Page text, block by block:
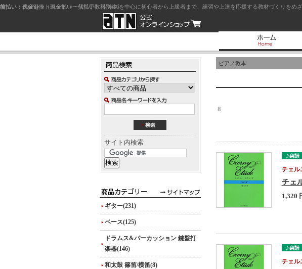
ジャズを中心に初心者から上級者まで、練習や上達を応援する教材づくりを
サイト内検索
ギター(231)
ベース(125)
ドラムス&パーカッション 鍵盤打
楽器(146)
和太鼓 篠笛/横笛(8)
ピアノ教本
8
チェル
チェ
1,320
チェル
前払い：クレジットカード（一括払い）
後払い：代金引換（現金払い・代引手数料別途）
前払い：PayPay